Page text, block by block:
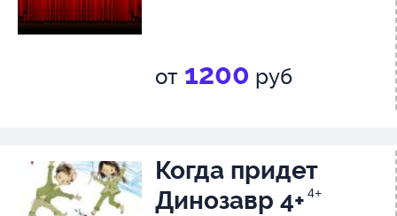
от 1200 руб
Когда придет
Динозавр 4+ 4+